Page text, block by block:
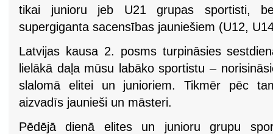
tikai junioru jeb U21 grupas sportisti,
supergiganta sacensības jauniešiem (U12,
Latvijas kausa 2. posms turpināsies
lielākā daļa mūsu labāko sportistu –
slalomā elitei un junioriem. Tikmēr pēc
aizvadīs jaunieši un māsteri.
Pēdējā dienā elites un junioru grupu